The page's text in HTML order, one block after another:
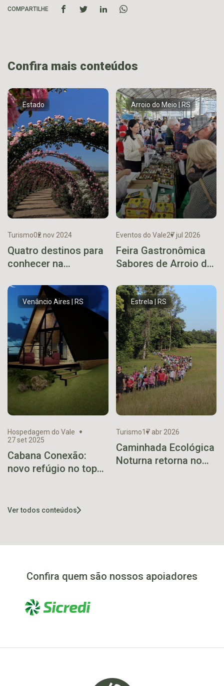
COMPARTILHE
Confira mais conteúdos
Estado
Turismo02 nov 2024
Quatro destinos para
conhecer na
Arroio do Meio | RS
Eventos do Vale27 jul 2026
Feira Gastronômica
Sabores de Arroio do
expectativas e
encerra 7ª edição
com sucesso de
público e vendas
Venâncio Aires | RS
Hospedagem do Vale
27 set 2025
Cabana Conexão:
novo refúgio no topo
Estrela | RS
Turismo17 abr 2026
Caminhada Ecológica
Noturna retorna no
Ver todos conteúdos
Confira quem são nossos apoiadores